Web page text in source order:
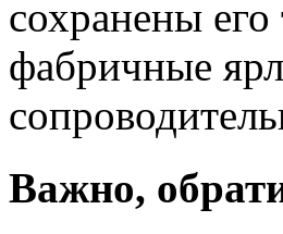
сохранены его
фабричные
Важно,